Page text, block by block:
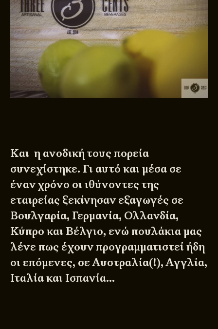
Και η ανοδική τους πορεία
συνεχίστηκε. Γι αυτό και μέσα σε
έναν χρόνο οι ιθύνοντες της
εταιρείας ξεκίνησαν εξαγωγές σε
Βουλγαρία, Γερμανία, Ολλανδία,
Κύπρο και Βέλγιο, ενώ πουλάκια μας
λένε πως έχουν προγραμματιστεί ήδη
οι επόμενες, σε Αυστραλία(!), Αγγλία,
Ιταλία και Ισπανία…